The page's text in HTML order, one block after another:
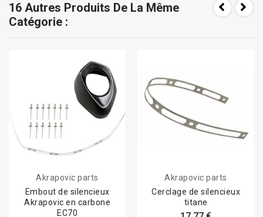
16 Autres Produits De La Même
Catégorie :
Akrapovic parts
Embout de silencieux
Akrapovic en carbone
EC70
Akrapovic parts
Cerclage de silencieux
titane